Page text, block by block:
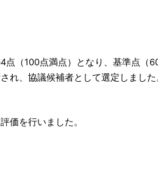
（100点満点）となり、基準点（
、協議候補者として選定しました
価を行いました。